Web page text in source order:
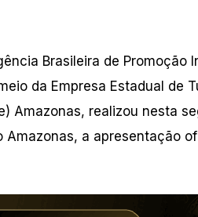
Brasileira de Promoção
da Empresa Estadual de
Amazonas, realizou nesta
a apresentação